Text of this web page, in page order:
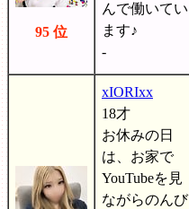
95 位
んで働いてい
ます♪
-
xIORIxx
18才
お休みの日
は、お家で
YouTubeを見
ながらのんび